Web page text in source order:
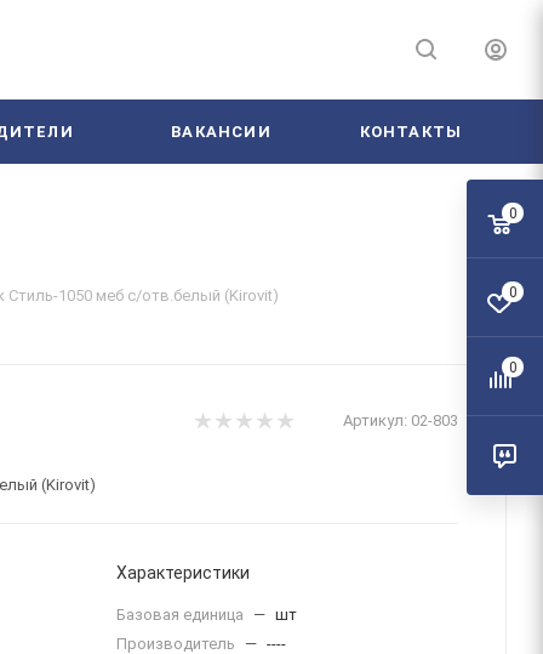
ВАКАНСИИ КОНТАКТЫ
Стиль-1050 меб с/отв.белый (Kirovit)
Артикул: 02-803
(Kirovit)
Характеристики
Базовая единица — шт
Производитель
— ----
0
0
0